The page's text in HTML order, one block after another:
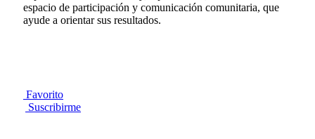
espacio de participación y comunicación comunitaria, que
ayude a orientar sus resultados.
Favorito
Suscribirme